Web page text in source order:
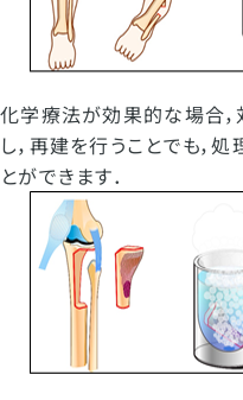
化学療法が効果的な場合
し，再建を行うことでも，
とができます．